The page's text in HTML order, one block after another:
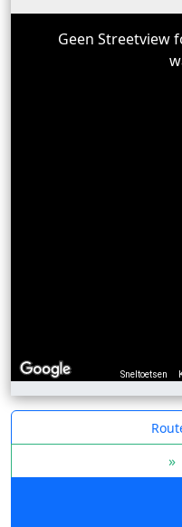
Sneltoetsen
Geen Streetview
»